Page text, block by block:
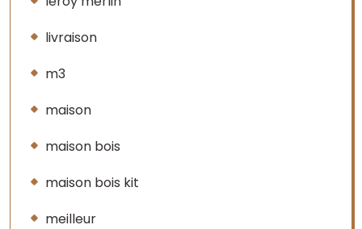
livraison
m3
maison
maison bois
maison bois kit
meilleur